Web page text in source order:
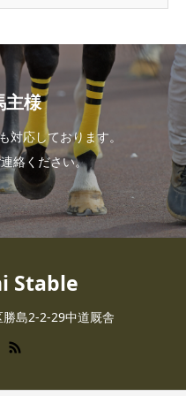
主様
対応しております。
絡ください。
Stable
島2-2-29中道厩舎